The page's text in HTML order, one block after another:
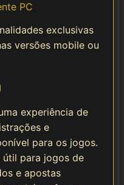
PC
exclusivas
versões mobile ou
experiência de
e
para os jogos.
útil para jogos de
e apostas